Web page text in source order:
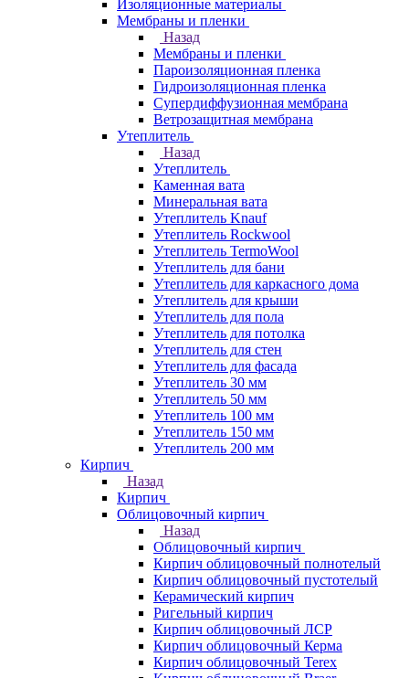
Изоляционные материалы
Мембраны и пленки
Назад
Мембраны и пленки
Пароизоляционная пленка
Гидроизоляционная пленка
Супердиффузионная мембрана
Ветрозащитная мембрана
Утеплитель
Назад
Утеплитель
Каменная вата
Минеральная вата
Утеплитель Knauf
Утеплитель Rockwool
Утеплитель TermoWool
Утеплитель для бани
Утеплитель для каркасного дома
Утеплитель для крыши
Утеплитель для пола
Утеплитель для потолка
Утеплитель для стен
Утеплитель для фасада
Утеплитель 30 мм
Утеплитель 50 мм
Утеплитель 100 мм
Утеплитель 150 мм
Утеплитель 200 мм
Кирпич
Назад
Кирпич
Облицовочный кирпич
Назад
Облицовочный кирпич
Кирпич облицовочный полнотелый
Кирпич облицовочный пустотелый
Керамический кирпич
Ригельный кирпич
Кирпич облицовочный ЛСР
Кирпич облицовочный Керма
Кирпич облицовочный Terex